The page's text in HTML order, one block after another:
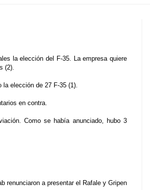
la elección del F-35. La empresa quiere
(2).
la elección de 27 F-35 (1).
en contra.
Como se había anunciado, hubo 3
renunciaron a presentar el Rafale y Gripen